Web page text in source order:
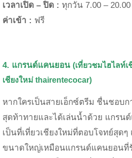
เวลาเปิด – ปิด : ทุกวัน 7.00 –
ค่าเข้า : ฟรี
4. แกรนด์แคนยอน (เที่ยวชมไฮไลท์เ
เชียงใหม่thairentecocar)
หากใครเป็นสายเอ็กซ์ตรีม ชื่นชอบ
สุดท้าทายและได้เล่นน้ำด้วย แกรน
เป็นที่เที่ยวเชียงใหม่ที่ตอบโจทย์สุดๆ
ขนาดใหญ่เหมือนแกรนด์แคนยอนที่